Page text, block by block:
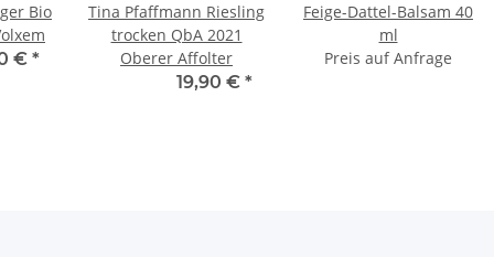
Bio
€ *
Tina Pfaffmann Riesling
trocken QbA 2021
Oberer Affolter
19,90 € *
Feige-Dattel-Balsam 40
ml
Preis auf Anfrage